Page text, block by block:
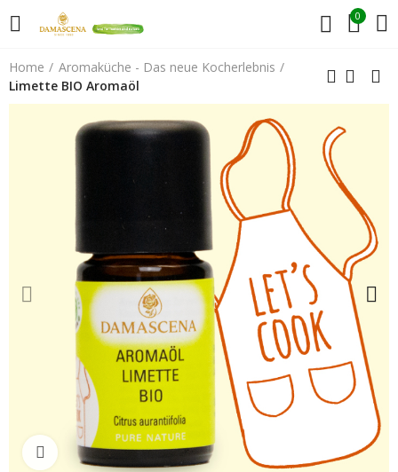
0
Home
Aromaküche - Das neue Kocherlebnis
Limette BIO Aromaöl
Klicken zum vergrössern